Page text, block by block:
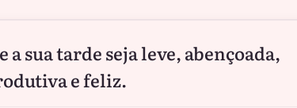
a sua tarde seja leve, abençoada,
e feliz.